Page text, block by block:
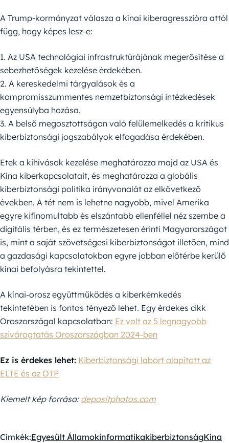
A Trump-kormányzat válasza a kínai kiberagresszióra attól
függ, hogy képes lesz-e:
1. Az USA technológiai infrastruktúrájának megerősítése a
sebezhetőségek kezelése érdekében.
2. A kereskedelmi tárgyalások és a
kompromisszummentes nemzetbiztonsági intézkedések
egyensúlyba hozása.
3. A belső megosztottságon való felülemelkedés a kritikus
kiberbiztonsági jogszabályok elfogadása érdekében.
Etek a kihívások kezelése meghatározza majd az USA és
Kína kiberkapcsolatait, és meghatározza a globális
kiberbiztonsági politika irányvonalát az elkövetkező
években. A tét nem is lehetne nagyobb, mivel Amerika
egyre kifinomultabb és elszántabb ellenféllel néz szembe a
digitális térben, és ez természetesen érinti Magyarországot
is, mint a saját szövetségesi kiberbiztonságot illetően, mind
a gazdasági kapcsolatokban egyre jobban előtérbe kerülő
kínai befolyásra tekintettel.
A kínai-orosz együttműködés a kiberkémkedés
tekintetében is fontos tényező lehet. Egy érdekes cikk
Oroszországal kapcsolatban: Ez volt az 5 legnagyobb
szivárogtatás Oroszországban 2024-ben
Ez is érdekes lehet: Kiberbiztonsági labort alapított az
ELTE és az OTP
Kiemelt kép forrása: depositphotos.com
Címkék:Egyesült ÁllamokinformatikakiberbiztonságKína